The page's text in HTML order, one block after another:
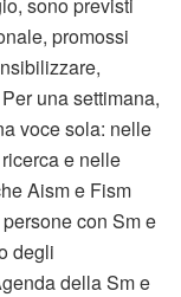
promossi
una settimana,
voce sola: nelle
e nelle
Aism e Fism
con Sm e
degli
della Sm e